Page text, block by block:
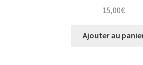
15,00€
Ajouter au